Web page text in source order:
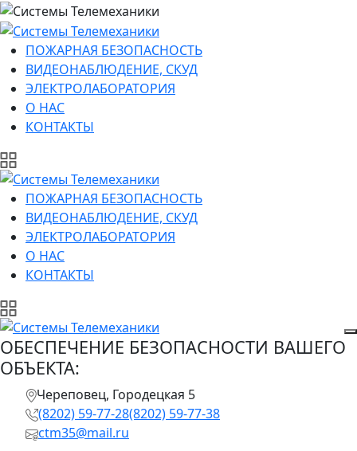
ПОЖАРНАЯ БЕЗОПАСНОСТЬ
ВИДЕОНАБЛЮДЕНИЕ, СКУД
ЭЛЕКТРОЛАБОРАТОРИЯ
О НАС
КОНТАКТЫ
ПОЖАРНАЯ БЕЗОПАСНОСТЬ
ВИДЕОНАБЛЮДЕНИЕ, СКУД
ЭЛЕКТРОЛАБОРАТОРИЯ
О НАС
КОНТАКТЫ
ОБЕСПЕЧЕНИЕ БЕЗОПАСНОСТИ ВАШЕГО
ОБЪЕКТА:
Череповец, Городецкая 5
(8202) 59-77-28(8202) 59-77-38
ctm35@mail.ru